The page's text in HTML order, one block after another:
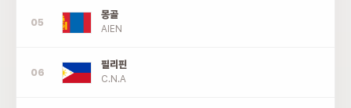
몽골
AIEN
필리핀
C.N.A